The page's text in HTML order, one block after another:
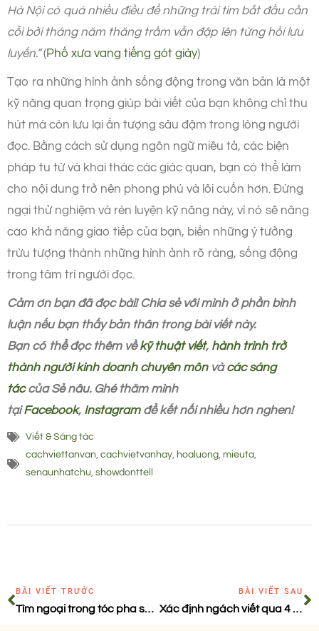
Hà Nội có quá nhiều điều để những trái tim bắt đầu cằn
cỗi bởi tháng năm thăng trầm vẫn đập lên từng hồi lưu
luyến.”(Phố xưa vang tiếng gót giày)
Tạo ra những hình ảnh sống động trong văn bản là một
kỹ năng quan trọng giúp bài viết của bạn không chỉ thu
hút mà còn lưu lại ấn tượng sâu đậm trong lòng người
đọc. Bằng cách sử dụng ngôn ngữ miêu tả, các biện
pháp tu từ và khai thác các giác quan, bạn có thể làm
cho nội dung trở nên phong phú và lôi cuốn hơn. Đừng
ngại thử nghiệm và rèn luyện kỹ năng này, vì nó sẽ nâng
cao khả năng giao tiếp của bạn, biến những ý tưởng
trừu tượng thành những hình ảnh rõ ràng, sống động
trong tâm trí người đọc.
Cảm ơn bạn đã đọc bài! Chia sẻ với mình ở phần bình
luận nếu bạn thấy bản thân trong bài viết này.
Bạn có thể đọc thêm vềkỹ thuật viết, hành trình trở
thành người kinh doanh chuyên mônvàcác sáng
táccủa Sẻ nâu. Ghé thăm mình
tạiFacebook, Instagramđể kết nối nhiều hơn nghen!
Viết & Sáng tác
cachviettanvan, cachvietvanhay, hoaluong, mieuta,
senaunhatchu, showdonttell
BÀI VIẾT TRƯỚC
Tìm ngoại trong tóc pha sương
BÀI VIẾT SAU
Xác định ngách viết qua 4 phương pháp tư duy